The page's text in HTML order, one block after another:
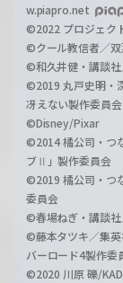
w.piapro.net
©2022 プロジェク
©クール教信者／
©和久井健・講談社
©2019 丸戸史明・
冴えない製作委員会
©Disney/Pixar
©2014 橘公司・つ
ブⅡ」製作委員会
©2019 橘公司・つ
委員会
©春場ねぎ・講談社
©藤本タツキ／集
バーロード4製作委
©2020 川原 礫/